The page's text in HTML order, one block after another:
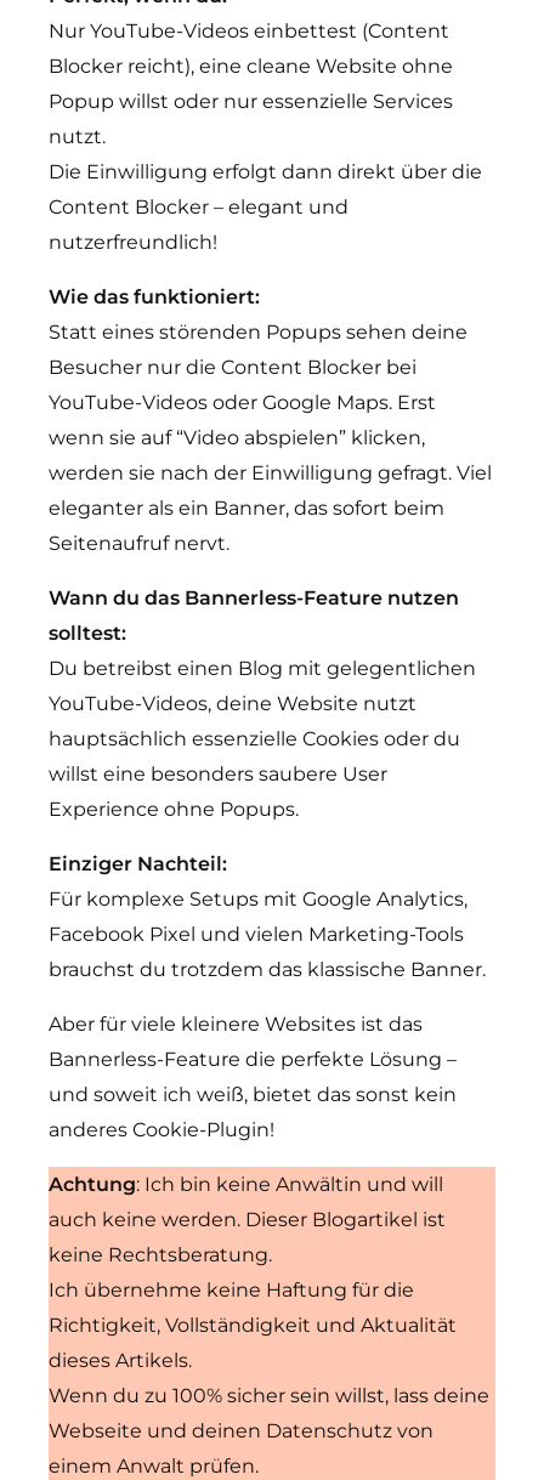
Nur YouTube-Videos einbettest (Content
Blocker reicht), eine cleane Website ohne
Popup willst oder nur essenzielle Services
nutzt.
Die Einwilligung erfolgt dann direkt über die
Content Blocker – elegant und
nutzerfreundlich!
Wie das funktioniert:
Statt eines störenden Popups sehen deine
Besucher nur die Content Blocker bei
YouTube-Videos oder Google Maps. Erst
wenn sie auf “Video abspielen” klicken,
werden sie nach der Einwilligung gefragt. Viel
eleganter als ein Banner, das sofort beim
Seitenaufruf nervt.
Wann du das Bannerless-Feature nutzen
solltest:
Du betreibst einen Blog mit gelegentlichen
YouTube-Videos, deine Website nutzt
hauptsächlich essenzielle Cookies oder du
willst eine besonders saubere User
Experience ohne Popups.
Einziger Nachteil:
Für komplexe Setups mit Google Analytics,
Facebook Pixel und vielen Marketing-Tools
brauchst du trotzdem das klassische Banner.
Aber für viele kleinere Websites ist das
Bannerless-Feature die perfekte Lösung –
und soweit ich weiß, bietet das sonst kein
anderes Cookie-Plugin!
Achtung: Ich bin keine Anwältin und will
auch keine werden. Dieser Blogartikel ist
keine Rechtsberatung.
Ich übernehme keine Haftung für die
Richtigkeit, Vollständigkeit und Aktualität
dieses Artikels.
Wenn du zu 100% sicher sein willst, lass deine
Webseite und deinen Datenschutz von
einem Anwalt prüfen.